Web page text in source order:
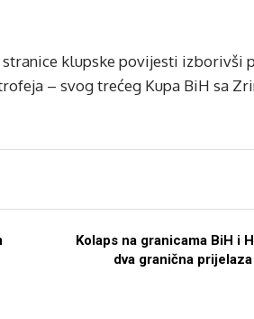
klupske povijesti izborivši
– svog trećeg Kupa BiH sa
Kolaps na granicama BiH i
dva granična